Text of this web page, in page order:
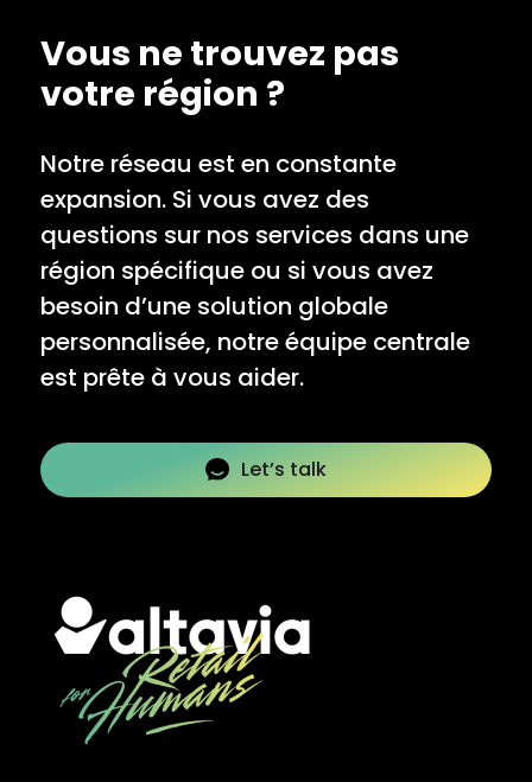
Vous ne trouvez pas
votre région ?
Notre réseau est en constante
expansion. Si vous avez des
questions sur nos services dans une
région spécifique ou si vous avez
besoin d’une solution globale
personnalisée, notre équipe centrale
est prête à vous aider.
Let’s talk